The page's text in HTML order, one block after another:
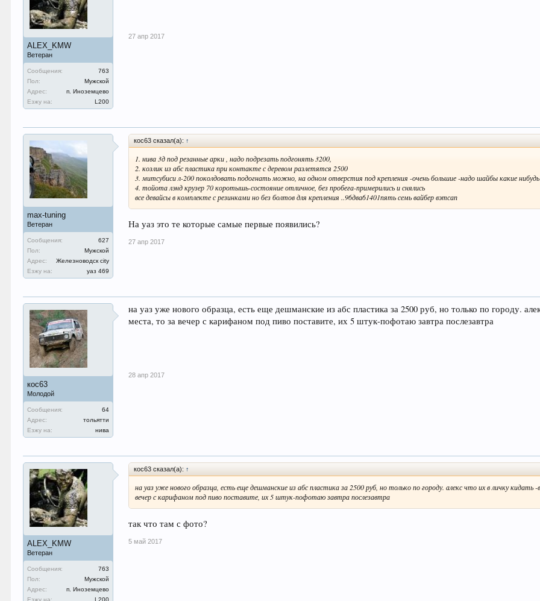
ALEX_KMW
Ветеран
Сообщения:
763
Пол:
Мужской
Адрес:
п. Иноземцево
Езжу на:
L200
27 апр 2017
max-tuning
Ветеран
Сообщения:
627
Пол:
Мужской
Адрес:
Железноводск city
Езжу на:
уаз 469
кос63 сказал(а): ↑
1. нива 3д под резанные арки , надо подрезать подгонять 3200,
2. козлик из абс пластика при контакте с деревом разлетятся 2500
3. митсубиси л-200 поколдовать подогнать можно, на одном отверстия под крепления -очень большие -надо шайбы какие нибудь
4. тойота лэнд крузер 70 коротышь-состояние отличное, без пробега-примерились и снялись
все девайсы в комплекте с резинками но без болтов для крепления ..96два61401пять семь вайбер вэтсап
На уаз это те которые самые первые появились?
27 апр 2017
кос63
Молодой
Сообщения:
64
Адрес:
тольятти
Езжу на:
нива
на уаз уже нового образца, есть еще дешманские из абс пластика за 2500 руб, но только по городу.
места, то за вечер с карифаном под пиво поставите, их 5 штук-пофотаю завтра послезавтра
28 апр 2017
ALEX_KMW
Ветеран
Сообщения:
763
Пол:
Мужской
Адрес:
п. Иноземцево
Езжу на:
L200
кос63 сказал(а): ↑
на уаз уже нового образца, есть еще дешманские из абс пластика за 2500 руб, но только по городу. алекс что их в личку
вечер с карифаном под пиво поставите, их 5 штук-пофотаю завтра послезавтра
так что там с фото?
5 май 2017